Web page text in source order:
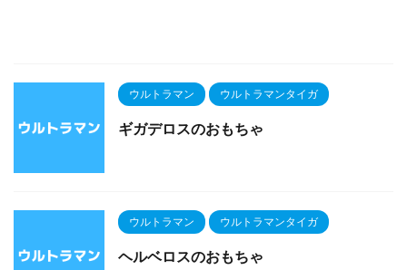
ウルトラマン ウルトラマンタイガ
ギガデロスのおもちゃ
ウルトラマン ウルトラマンタイガ
ヘルベロスのおもちゃ